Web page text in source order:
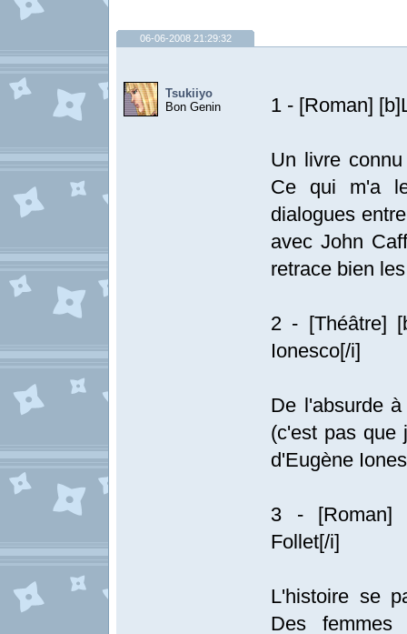
06-06-2008 21:29:32
Tsukiiyo
Bon Genin
1 - [Roman]
Un livre
Ce qui m'a
dialogues
avec John
retrace bien
2 - [Théâtre]
Ionesco[/i]
De l'absurde
(c'est pas que
d'Eugène
3 - [Roman]
Follet[/i]
L'histoire se
Des